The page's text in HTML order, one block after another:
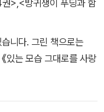
권>,<방귀쟁이 푸딩과 함
니다. 그린 책으로는
《있는 모습 그대로를 사랑